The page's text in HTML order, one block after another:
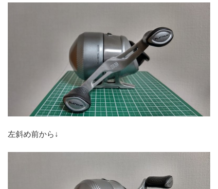
左斜め前から↓